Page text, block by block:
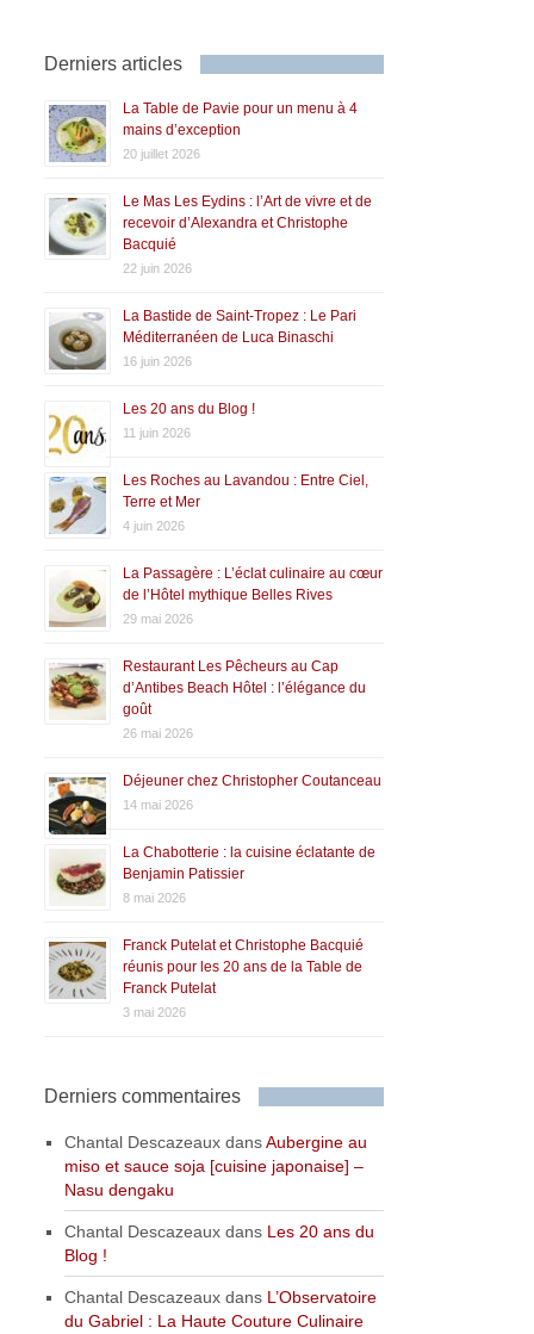
Derniers articles
La Table de Pavie pour un menu à 4
mains d’exception
20 juillet 2026
Le Mas Les Eydins : l’Art de vivre et de
recevoir d’Alexandra et Christophe
Bacquié
22 juin 2026
La Bastide de Saint-Tropez : Le Pari
Méditerranéen de Luca Binaschi
16 juin 2026
Les 20 ans du Blog !
11 juin 2026
Les Roches au Lavandou : Entre Ciel,
Terre et Mer
4 juin 2026
La Passagère : L’éclat culinaire au cœur
de l’Hôtel mythique Belles Rives
29 mai 2026
Restaurant Les Pêcheurs au Cap
d’Antibes Beach Hôtel : l’élégance du
goût
26 mai 2026
Déjeuner chez Christopher Coutanceau
14 mai 2026
La Chabotterie : la cuisine éclatante de
Benjamin Patissier
8 mai 2026
Franck Putelat et Christophe Bacquié
réunis pour les 20 ans de la Table de
Franck Putelat
3 mai 2026
Derniers commentaires
Chantal Descazeaux dansAubergine au
miso et sauce soja [cuisine japonaise] –
Nasu dengaku
Chantal Descazeaux dans Les 20 ans du
Blog !
Chantal Descazeaux dans L’Observatoire
du Gabriel : La Haute Couture Culinaire